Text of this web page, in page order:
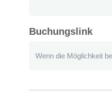
Buchungslink